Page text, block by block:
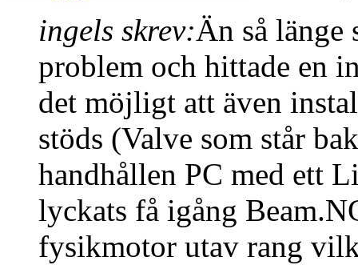
ingels skrev:Än så länge
problem och hittade en
det möjligt att även
stöds (Valve som står
handhållen PC med ett
lyckats få igång
fysikmotor utav rang